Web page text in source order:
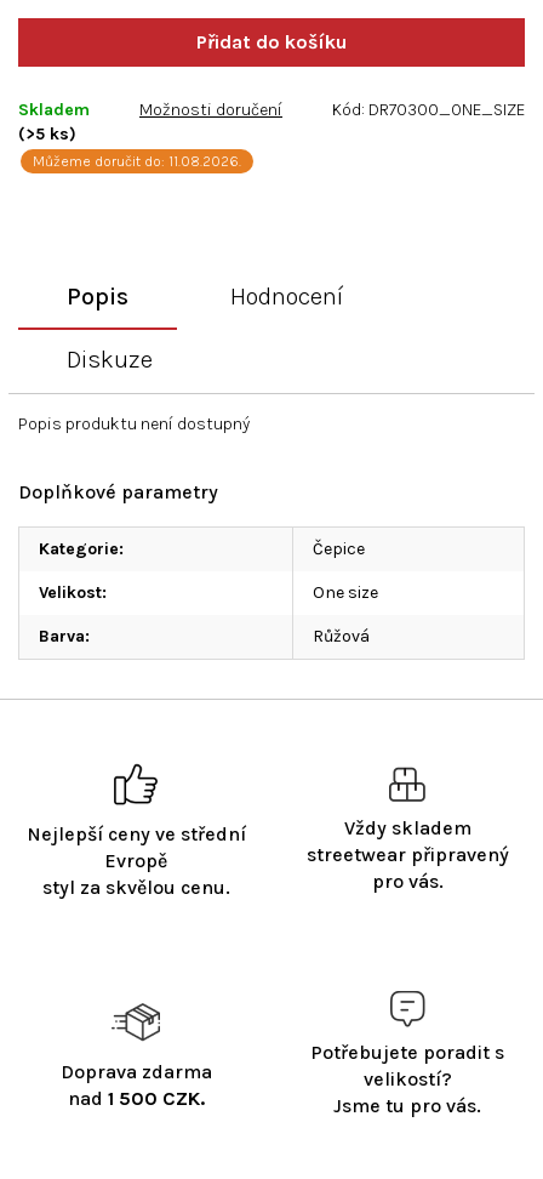
Skladem
(>5 ks)
Můžeme doručit do: 11.08.2026.
Možnosti doručení Kód: DR70300_ONE_SIZE
Nejlepší ceny ve střední
Evropě
styl za skvělou cenu.
Vždy skladem
streetwear připravený
pro vás.
Doprava zdarma
nad 1 500 CZK.
Potřebujete poradit s
velikostí?
Jsme tu pro vás.
Popis Hodnocení
Diskuze
Popis produktu není dostupný
Doplňkové parametry
Kategorie: Čepice
Velikost: One size
Barva: Růžová